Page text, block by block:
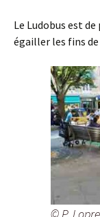
Le Ludobus est de
égailler les fins